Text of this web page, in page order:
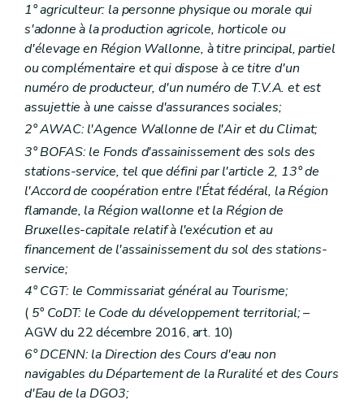
1° agriculteur: la personne physique ou morale qui
s'adonne à la production agricole, horticole ou
d'élevage en Région Wallonne, à titre principal, partiel
ou complémentaire et qui dispose à ce titre d'un
numéro de producteur, d'un numéro de T.V.A. et est
assujettie à une caisse d'assurances sociales;
2° AWAC: l'Agence Wallonne de l'Air et du Climat;
3° BOFAS: le Fonds d'assainissement des sols des
stations-service, tel que défini par l'article 2, 13° de
l'Accord de coopération entre l'État fédéral, la Région
flamande, la Région wallonne et la Région de
Bruxelles-capitale relatif à l'exécution et au
financement de l'assainissement du sol des stations-
service;
4° CGT: le Commissariat général au Tourisme;
( 5° CoDT: le Code du développement territorial;–
AGW du 22 décembre 2016, art. 10)
6° DCENN: la Direction des Cours d'eau non
navigables du Département de la Ruralité et des Cours
d'Eau de la DGO3;